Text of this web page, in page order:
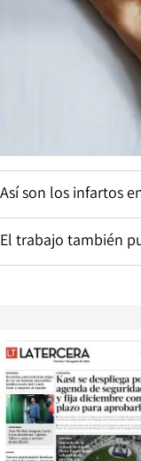
Así son los infartos
El trabajo también